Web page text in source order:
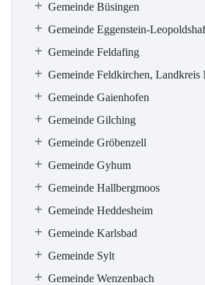
Gemeinde Büsingen
Gemeinde Eggenstein-
Gemeinde Feldafing
Gemeinde Feldkirchen, Landkreis
Gemeinde Gaienhofen
Gemeinde Gilching
Gemeinde Gröbenzell
Gemeinde Gyhum
Gemeinde Hallbergmoos
Gemeinde Heddesheim
Gemeinde Karlsbad
Gemeinde Sylt
Gemeinde Wenzenbach